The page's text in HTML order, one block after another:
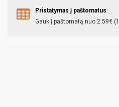
Pristatymas į paštomatus
Gauk į paštomatą nuo 2.59€